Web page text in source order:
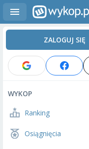
ZALOGUJ SIĘ
WYKOP
Ranking
Osiągnięcia